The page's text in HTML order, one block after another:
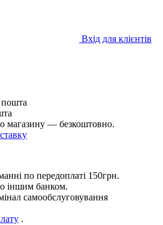
Вхід для клієнтів
пошта
магазину — безкоштовно.
по передоплаті 150грн.
іншим банком.
самообслуговування
.